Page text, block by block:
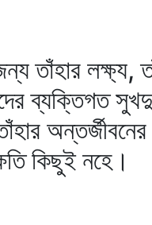
তাঁহার লক্ষ্য,
ব্যক্তিগত
কিছুই নহে।